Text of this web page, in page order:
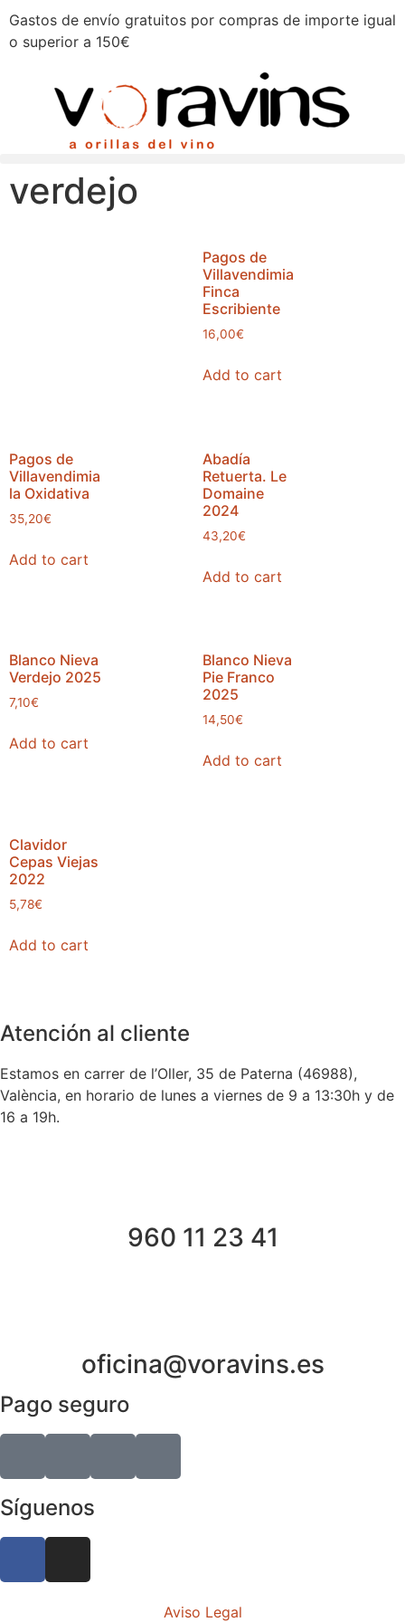
Gastos de envío gratuitos por compras de importe igual
o superior a 150€
verdejo
Pagos de
Villavendimia
Finca
Escribiente
16,00€
Add to cart
Pagos de
Villavendimia
la Oxidativa
35,20€
Add to cart
Abadía
Retuerta. Le
Domaine
2024
43,20€
Add to cart
Blanco Nieva
Verdejo 2025
7,10€
Add to cart
Blanco Nieva
Pie Franco
2025
14,50€
Add to cart
Clavidor
Cepas Viejas
2022
5,78€
Add to cart
Atención al cliente
Estamos en carrer de l’Oller, 35 de Paterna (46988),
València, en horario de lunes a viernes de 9 a 13:30h y de
16 a 19h.
960 11 23 41
oficina@voravins.es
Pago seguro
Síguenos
Aviso Legal